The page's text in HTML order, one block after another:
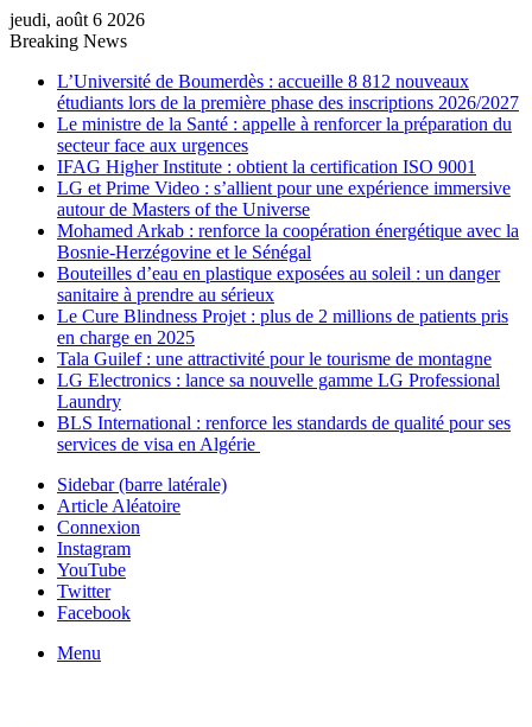
jeudi, août 6 2026
Breaking News
L’Université de Boumerdès : accueille 8 812 nouveaux
étudiants lors de la première phase des inscriptions 2026/2027
Le ministre de la Santé : appelle à renforcer la préparation du
secteur face aux urgences
IFAG Higher Institute : obtient la certification ISO 9001
LG et Prime Video : s’allient pour une expérience immersive
autour de Masters of the Universe
Mohamed Arkab : renforce la coopération énergétique avec la
Bosnie-Herzégovine et le Sénégal
Bouteilles d’eau en plastique exposées au soleil : un danger
sanitaire à prendre au sérieux
Le Cure Blindness Projet : plus de 2 millions de patients pris
en charge en 2025
Tala Guilef : une attractivité pour le tourisme de montagne
LG Electronics : lance sa nouvelle gamme LG Professional
Laundry
BLS International : renforce les standards de qualité pour ses
services de visa en Algérie
Sidebar (barre latérale)
Article Aléatoire
Connexion
Instagram
YouTube
Twitter
Facebook
Menu